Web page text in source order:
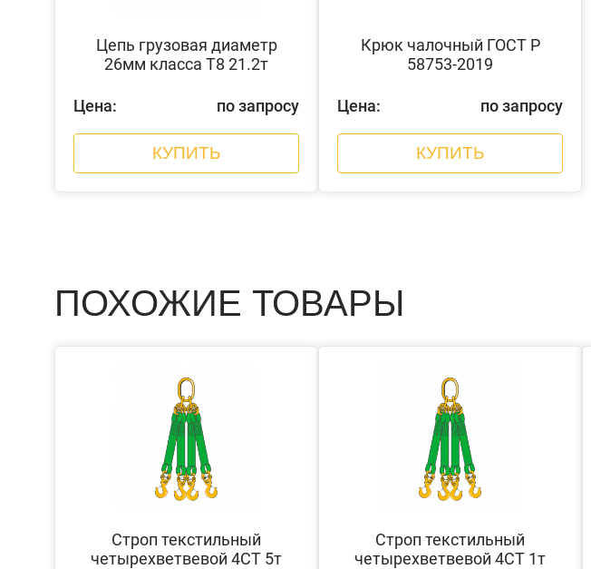
Цепь грузовая диаметр
26мм класса Т8 21.2т
Цена: по запросу
КУПИТЬ
Крюк чалочный ГОСТ Р
58753-2019
Цена: по запросу
КУПИТЬ
ПОХОЖИЕ ТОВАРЫ
Строп текстильный
четырехветвевой 4СТ 5т
Строп текстильный
четырехветвевой 4СТ 1т